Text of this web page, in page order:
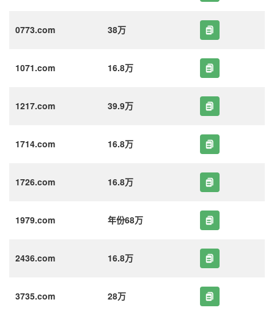
0773.com 38万
1071.com 16.8万
1217.com 39.9万
1714.com 16.8万
1726.com 16.8万
1979.com 年份68万
2436.com 16.8万
3735.com 28万